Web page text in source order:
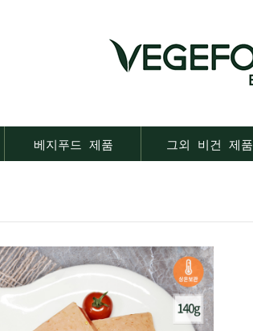
베지푸드 제품 그외 비건 제품